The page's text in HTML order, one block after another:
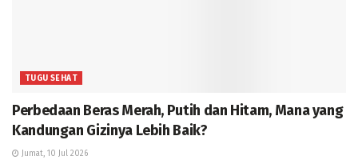
TUGU SEHAT
Perbedaan Beras Merah, Putih dan Hitam, Mana yang
Kandungan Gizinya Lebih Baik?
Jumat, 10 Jul 2026